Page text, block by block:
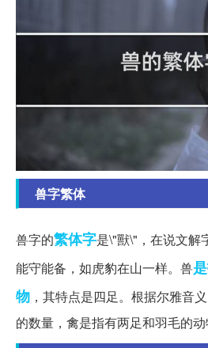
兽字繁体
兽字的繁体字是\"獸\"，在说文解
能守能备，如虎豹在山一样。兽
物 ，其特点是四足。根据尔雅音
的数量，禽是指有两足和羽毛的动